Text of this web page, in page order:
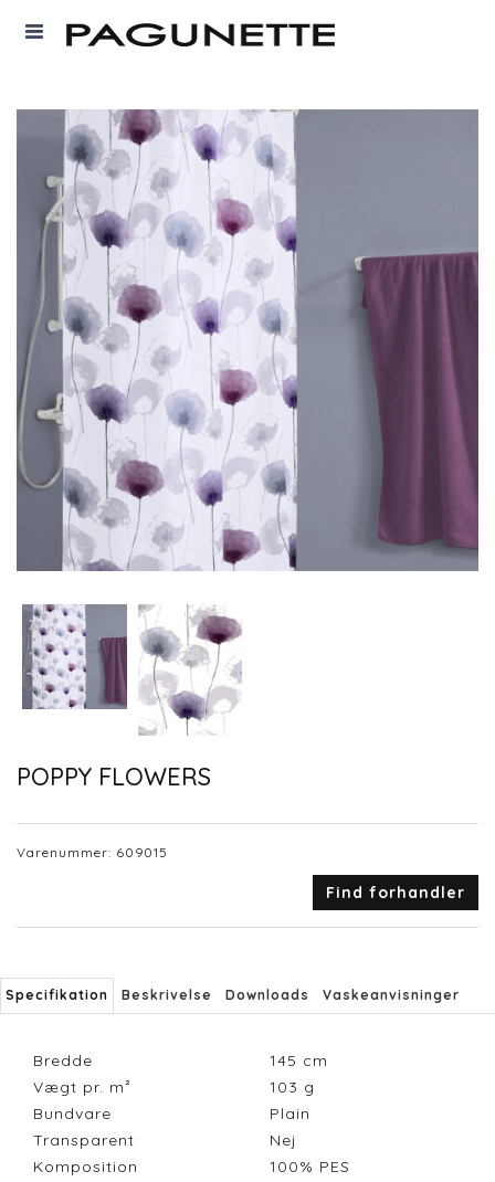
POPPY FLOWERS
Varenummer: 609015
Find forhandler
Specifikation Beskrivelse Downloads Vaskeanvisninger
Bredde 145 cm
Vægt pr. m²
103 g
Bundvare
Plain
Transparent
Nej
Komposition
100% PES